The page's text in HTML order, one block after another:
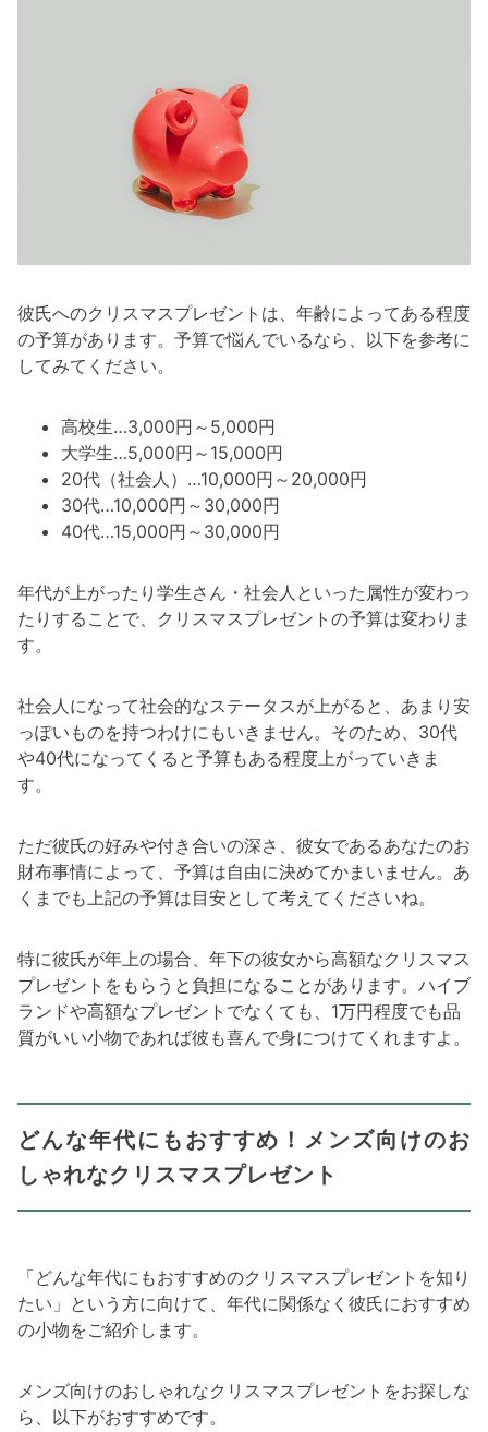
彼氏へのクリスマスプレゼントは、年齢によってある程度
の予算があります。予算で悩んでいるなら、以下を参考に
してみてください。
高校生…3,000円～5,000円
大学生…5,000円～15,000円
20代（社会人）…10,000円～20,000円
30代…10,000円～30,000円
40代…15,000円～30,000円
年代が上がったり学生さん・社会人といった属性が変わっ
たりすることで、クリスマスプレゼントの予算は変わりま
す。
社会人になって社会的なステータスが上がると、あまり安
っぽいものを持つわけにもいきません。そのため、30代
や40代になってくると予算もある程度上がっていきま
す。
ただ彼氏の好みや付き合いの深さ、彼女であるあなたのお
財布事情によって、予算は自由に決めてかまいません。あ
くまでも上記の予算は目安として考えてくださいね。
特に彼氏が年上の場合、年下の彼女から高額なクリスマス
プレゼントをもらうと負担になることがあります。ハイブ
ランドや高額なプレゼントでなくても、1万円程度でも品
質がいい小物であれば彼も喜んで身につけてくれますよ。
どんな年代にもおすすめ！メンズ向けのお
しゃれなクリスマスプレゼント
「どんな年代にもおすすめのクリスマスプレゼントを知り
たい」という方に向けて、年代に関係なく彼氏におすすめ
の小物をご紹介します。
メンズ向けのおしゃれなクリスマスプレゼントをお探しな
ら、以下がおすすめです。